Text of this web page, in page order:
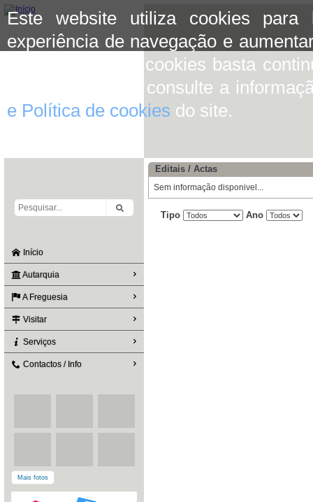
Este website utiliza cookies para
experiência de navegação e
aceitar o uso de cookies basta
mais informação consulte a
e Política de cookies do site.
Início
Autarquia
A Freguesia
Visitar
Serviços
Contactos / Info
Mais fotos
Editais / Actas
Sem informação disponivel...
Tipo Ano